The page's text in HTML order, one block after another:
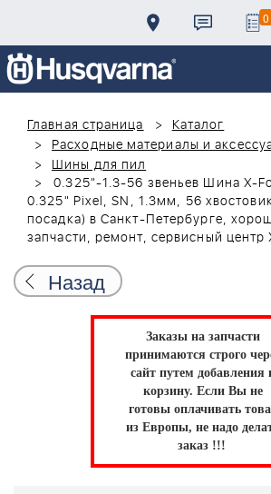
0
Главная страница
Каталог
Расходные материалы и
Шины для пил
0.325"-1.3-56 звеньев Шина X-
0.325" Pixel, SN, 1.3мм, 56
посадка) в Санкт-Петербурге,
запчасти, ремонт, сервисный центр
Назад
Заказы на запчасти
принимаются строго
сайт путем добавления
корзину. Если Вы не
готовы оплачивать
из Европы, не надо
заказ !!!